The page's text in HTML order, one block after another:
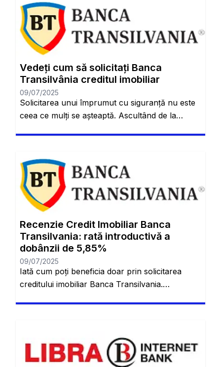
Vedeți cum să solicitați Banca
Transilvânia creditul imobiliar
09/07/2025
Solicitarea unui împrumut cu siguranță nu este
ceea ce mulți se așteaptă. Ascultând de la
mai multe. Acest împrumut este tipul care vă
permite să obțineți propria locuință. Este, așa
cum probabil ați […]
Recenzie Credit Imobiliar Banca
Transilvania: rată introductivă a
dobânzii de 5,85%
09/07/2025
Iată cum poți beneficia doar prin solicitarea
creditului imobiliar Banca Transilvania.
asta și vom trece mereu în viitor. De aceea, atât
de multe persoane ajung să se acomodeze într-
un singur loc și chiar […]